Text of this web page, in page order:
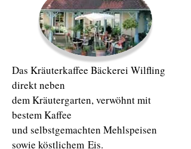
Das Kräuterkaffee Bäckerei Wilfling
direkt neben
dem Kräutergarten, verwöhnt mit
bestem Kaffee
und selbstgemachten Mehlspeisen
sowie köstlichem Eis.